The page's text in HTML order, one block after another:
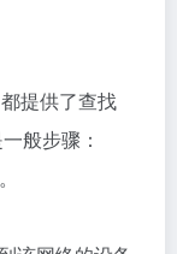
提供了查找
般步骤：